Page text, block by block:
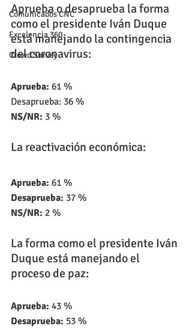
Comunicados CNC
Excelencia 360
Crowd Survey
Aprueba o desaprueba la forma
como el presidente Iván Duque
está manejando la contingencia
del coronavirus:
Aprueba: 61 %
Desaprueba: 36 %
NS/NR: 3 %
La reactivación económica:
Aprueba: 61 %
Desaprueba: 37 %
NS/NR: 2 %
La forma como el presidente Iván
Duque está manejando el
proceso de paz:
Aprueba: 43 %
Desaprueba: 53 %